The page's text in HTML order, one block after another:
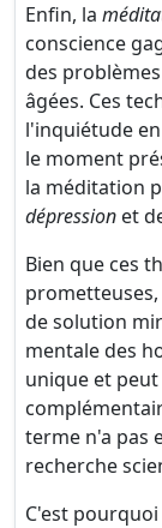
Enfin, la
conscience
des
âgées. Ces
l'inquiétude
le moment
la méditation
dépression et
Bien que ces
de solution
mentale des
unique et
terme n'a pas
recherche
C'est